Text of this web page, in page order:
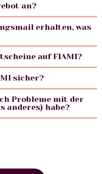
an?
erhalten, was
auf FIAMI?
sicher?
Probleme mit der
anderes) habe?